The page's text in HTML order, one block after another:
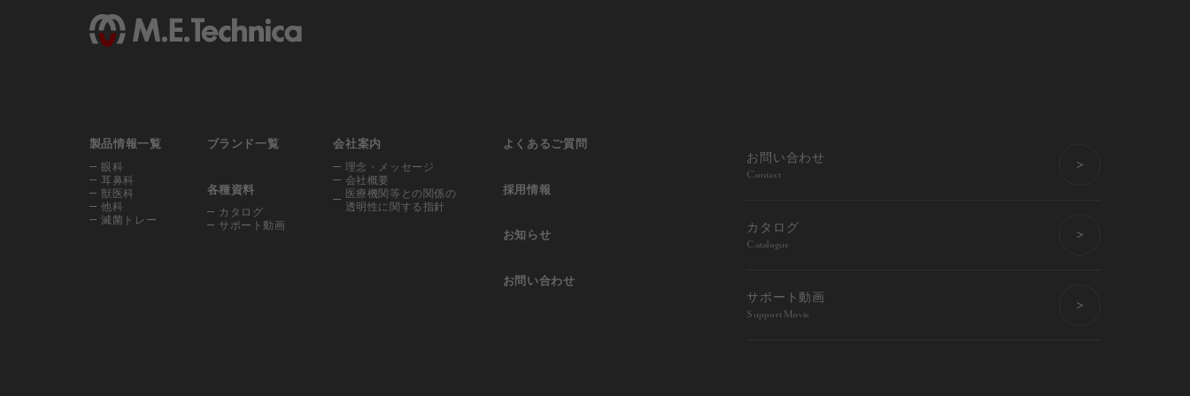
製品情報一覧
眼科
耳鼻科
獣医科
他科
滅菌トレー
ブランド一覧
各種資料
カタログ
サポート動画
会社案内
理念・メッセージ
会社概要
医療機関等との 関係の
透明性に 関する指針
よくあるご質問
採用情報
お知らせ
お問い合わせ
お問い合わせ
Contact
カタログ
Catalogue
サポート動画
Support Movie